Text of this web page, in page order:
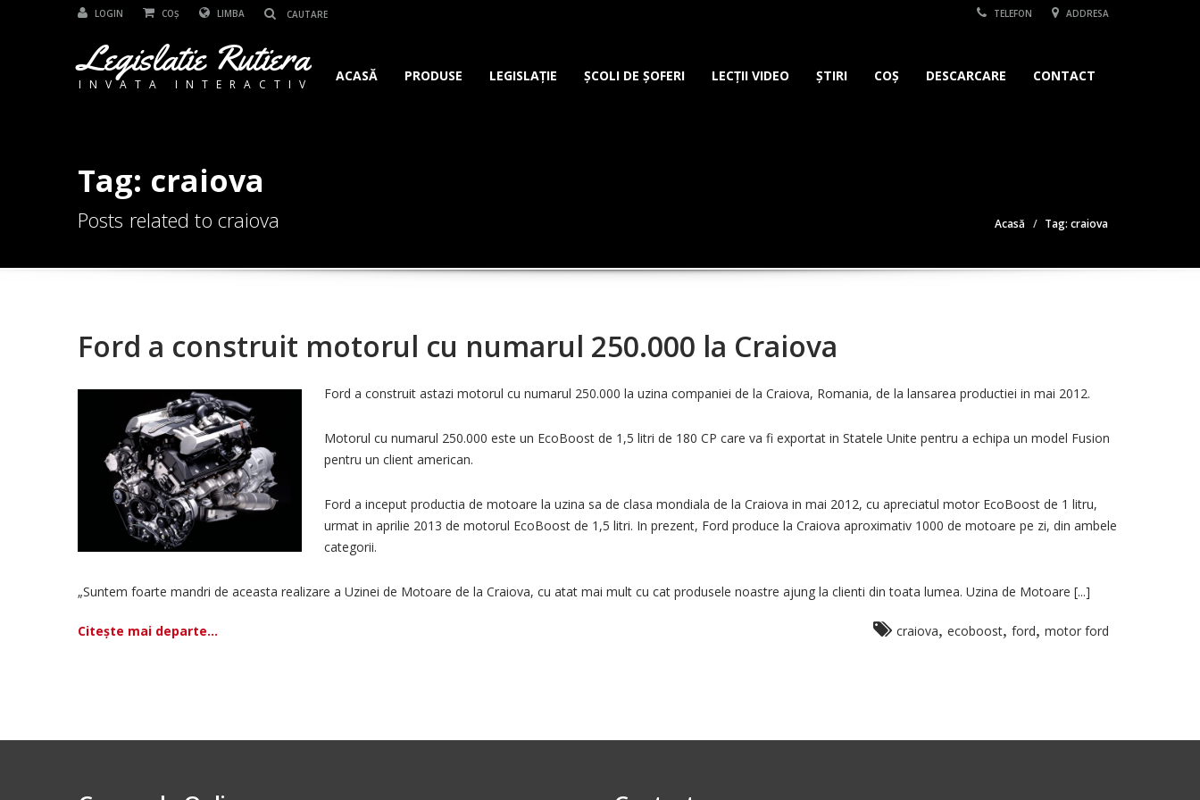
LOGIN COȘ LIMBA TELEFON ADDRESA
Legislatie Rutiera
INVATA INTERACTIV
ACASĂ PRODUSE LEGISLAȚIE ȘCOLI DE ȘOFERI LECȚII VIDEO ȘTIRI COȘ DESCARCARE CONTACT
Tag: craiova
Posts related to craiova Acasă Tag: craiova
Ford a construit motorul cu numarul 250.000 la Craiova
Ford a construit astazi motorul cu numarul 250.000 la uzina companiei de la Craiova, Romania, de la lansarea productiei in mai 2012.
Motorul cu numarul 250.000 este un EcoBoost de 1,5 litri de 180 CP care va fi exportat in Statele Unite pentru a echipa un model Fusion
pentru un client american.
Ford a inceput productia de motoare la uzina sa de clasa mondiala de la Craiova in mai 2012, cu apreciatul motor EcoBoost de 1 litru,
urmat in aprilie 2013 de motorul EcoBoost de 1,5 litri. In prezent, Ford produce la Craiova aproximativ 1000 de motoare pe zi, din ambele
categorii.
„Suntem foarte mandri de aceasta realizare a Uzinei de Motoare de la Craiova, cu atat mai mult cu cat produsele noastre ajung la clienti din toata lumea. Uzina de Motoare [...]
Citește mai departe... craiova, ecoboost, ford, motor ford